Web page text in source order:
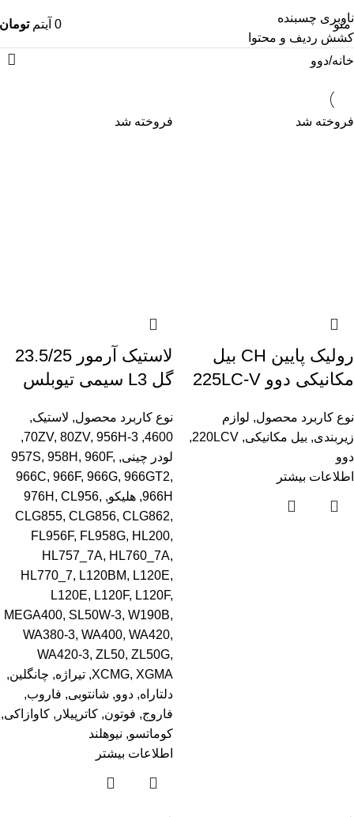
ناوبری چسبنده
کشش ردیف و محتوا
منو 0 آیتم تومان
خانه دوو
فروخته شد
رولیک پایین CH بیل
مکانیکی دوو 225LC-V
نوع کاربرد محصول, لوازم
زیربندی, بیل مکانیکی,
220LCV
,
دوو
اطلاعات بیشتر
فروخته شد
لاستیک آرمور 23.5/25
گل L3 سیمی تیوبلس
نوع کاربرد محصول, لاستیک,
4600
,
70ZV, 80ZV, 956H-3
,
لودر چینی,
957S, 958H , 960F,
966C, 966F, 966G, 966GT2,
966H
, هلیکو,
976H , CL956,
CLG855, CLG856, CLG862,
FL956F, FL958G, HL200,
HL757_7A, HL760_7A,
HL770_7, L120BM, L120E,
L120E, L120F, L120F,
MEGA400, SL50W-3, W190B,
WA380-3, WA400, WA420,
WA420-3, ZL50, ZL50G,
XCMG, XGMA
, تیراژه, چانگلین,
دلتاراه, دوو, شانتوبی, فاروب,
فاروج, فوتون, کاترپیلار , کاوازاکی,
کوماتسو, نیوهلند
اطلاعات بیشتر